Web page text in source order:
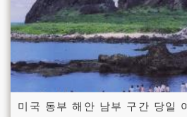
미국 동부 해안 남부 구간 당일